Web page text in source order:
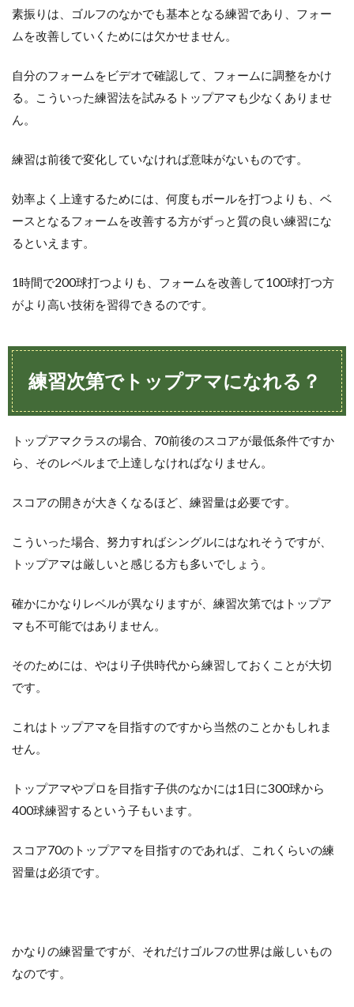
ル
の
練
が
素振りは、ゴルフのなかでも基本となる練習であり、フォー
ムを改善していくためには欠かせません。
自分のフォームをビデオで確認して、フォームに調整をかけ
る。こういった練習法を試みるトップアマも少なくありませ
ん。
練習は前後で変化していなければ意味がないものです。
効率よく上達するためには、何度もボールを打つよりも、ベ
ースとなるフォームを改善する方がずっと質の良い練習にな
るといえます。
1時間で200球打つよりも、フォームを改善して100球打つ方
がより高い技術を習得できるのです。
練習次第でトップアマになれる？
トップアマクラスの場合、70前後のスコアが最低条件ですか
ら、そのレベルまで上達しなければなりません。
スコアの開きが大きくなるほど、練習量は必要です。
こういった場合、努力すればシングルにはなれそうですが、
トップアマは厳しいと感じる方も多いでしょう。
確かにかなりレベルが異なりますが、練習次第ではトップア
マも不可能ではありません。
そのためには、やはり子供時代から練習しておくことが大切
です。
これはトップアマを目指すのですから当然のことかもしれま
せん。
トップアマやプロを目指す子供のなかには1日に300球から
400球練習するという子もいます。
スコア70のトップアマを目指すのであれば、これくらいの練
習量は必須です。
かなりの練習量ですが、それだけゴルフの世界は厳しいもの
なのです。